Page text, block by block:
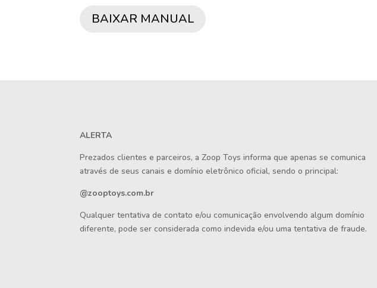
BAIXAR MANUAL
ALERTA
Prezados clientes e parceiros, a Zoop Toys informa que apenas se comunica
através de seus canais e domínio eletrônico oficial, sendo o principal:
@zooptoys.com.br
Qualquer tentativa de contato e/ou comunicação envolvendo algum domínio
diferente, pode ser considerada como indevida e/ou uma tentativa de fraude.